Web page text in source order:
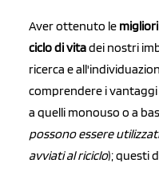
Aver ottenuto le
ciclo di vitadei nostri
ricerca e
comprendere i
a quelli monouso o a
possono essere
avviati al riciclo); questi